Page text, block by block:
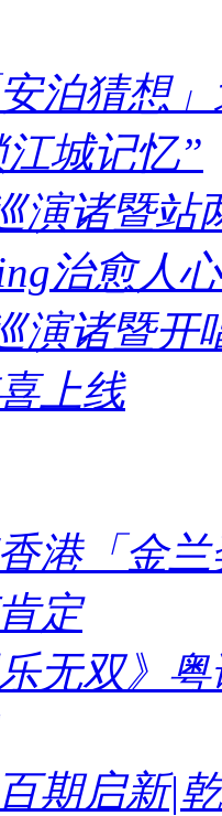
泊猜想
城记忆”
演诸暨站
治愈人心
演诸暨开
上线
港「金
定
无双》
期启新|